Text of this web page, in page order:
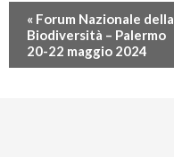
Evento
Navigation
« Forum Nazionale della
Biodiversità – Palermo
20-22 maggio 2024